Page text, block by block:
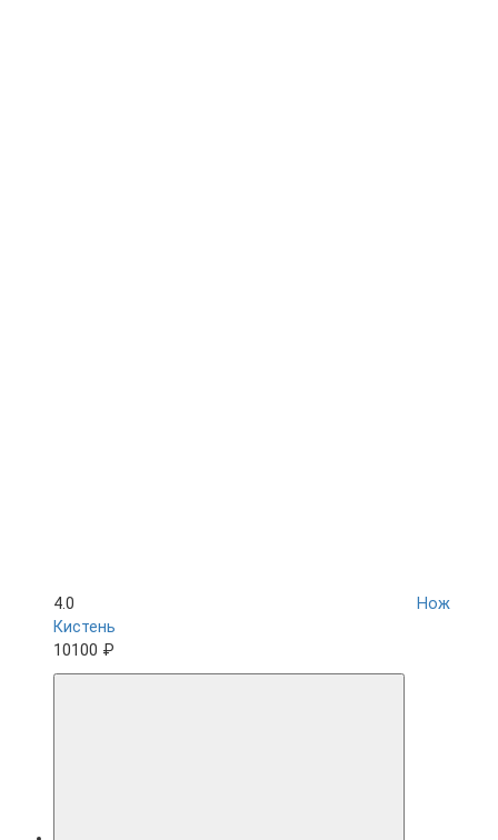
4.0
Нож
Кистень
10100 ₽